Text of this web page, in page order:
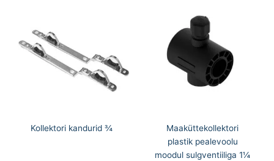
Kollektori kandurid ¾
Maaküttekollektori
plastik pealevoolu
moodul sulgventiiliga 1¼